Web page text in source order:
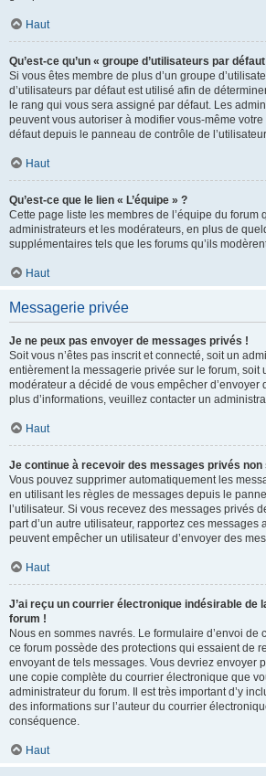
Haut
Qu’est-ce qu’un « groupe d’utilisateurs par
Si vous êtes membre de plus d’un groupe
d’utilisateurs par défaut est utilisé afin de
le rang qui vous sera assigné par défaut. Les
peuvent vous autoriser à modifier vous-même
défaut depuis le panneau de contrôle de
Haut
Qu’est-ce que le lien « L’équipe » ?
Cette page liste les membres de l’équipe du forum
administrateurs et les modérateurs, en plus de
supplémentaires tels que les forums qu’ils
Haut
Messagerie privée
Je ne peux pas envoyer de messages privés !
Soit vous n’êtes pas inscrit et connecté, soit un
entièrement la messagerie privée sur le forum, soit
modérateur a décidé de vous empêcher d’envoyer
plus d’informations, veuillez contacter un
Haut
Je continue à recevoir des messages privés non
Vous pouvez supprimer automatiquement les
en utilisant les règles de messages depuis le
l’utilisateur. Si vous recevez des messages privés
part d’un autre utilisateur, rapportez ces messages
peuvent empêcher un utilisateur d’envoyer des
Haut
J’ai reçu un courrier électronique indésirable de
forum !
Nous en sommes navrés. Le formulaire d’envoi de
ce forum possède des protections qui essaient de
envoyant de tels messages. Vous devriez envoyer
une copie complète du courrier électronique que
administrateur du forum. Il est très important d’y
des informations sur l’auteur du courrier
conséquence.
Haut